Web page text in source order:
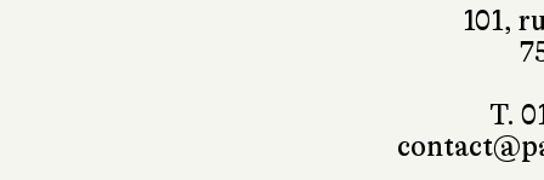
101,
T.